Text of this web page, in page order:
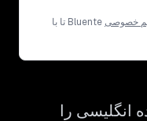
خصوصی
Bluente تا با
انگلیسی را